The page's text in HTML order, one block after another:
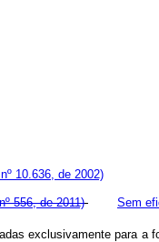
10.636, de 2002)
556, de 2011) Sem
exclusivamente para a